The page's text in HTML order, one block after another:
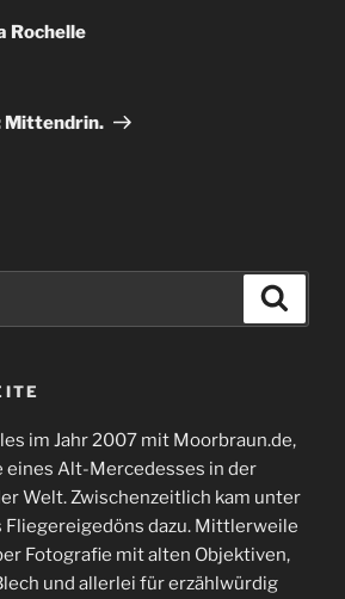
Rochelle
Mittendrin.
im Jahr 2007 mit Moorbraun.de,
eines Alt-Mercedesses in der
Welt. Zwischenzeitlich kam unter
Fliegereigedöns dazu. Mittlerweile
Fotografie mit alten Objektiven,
und allerlei für erzählwürdig